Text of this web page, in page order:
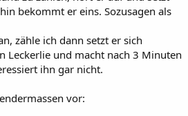
bekommt er eins. Sozusagen als
zähle ich dann setzt er sich
Leckerlie und macht nach 3 Minuten
ihn gar nicht.
vor: